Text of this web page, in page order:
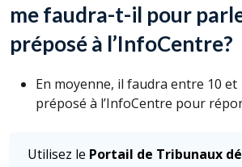
me faudra-t-il pour
préposé à l’InfoCentre?
En moyenne, il faudra entre 10 et
préposé à l’InfoCentre pour
Utilisez le Portail de Tribunaux